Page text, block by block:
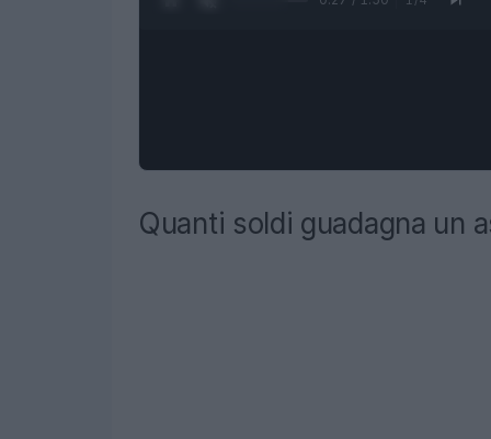
Quanti soldi guadagna un